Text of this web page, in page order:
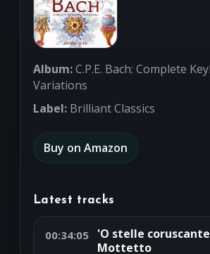
Album:C.P.E. Bach: Complete
Variations
Label: Brilliant Classics
Buy on Amazon
Latest tracks
00:34:05
'O stelle
Mottetto